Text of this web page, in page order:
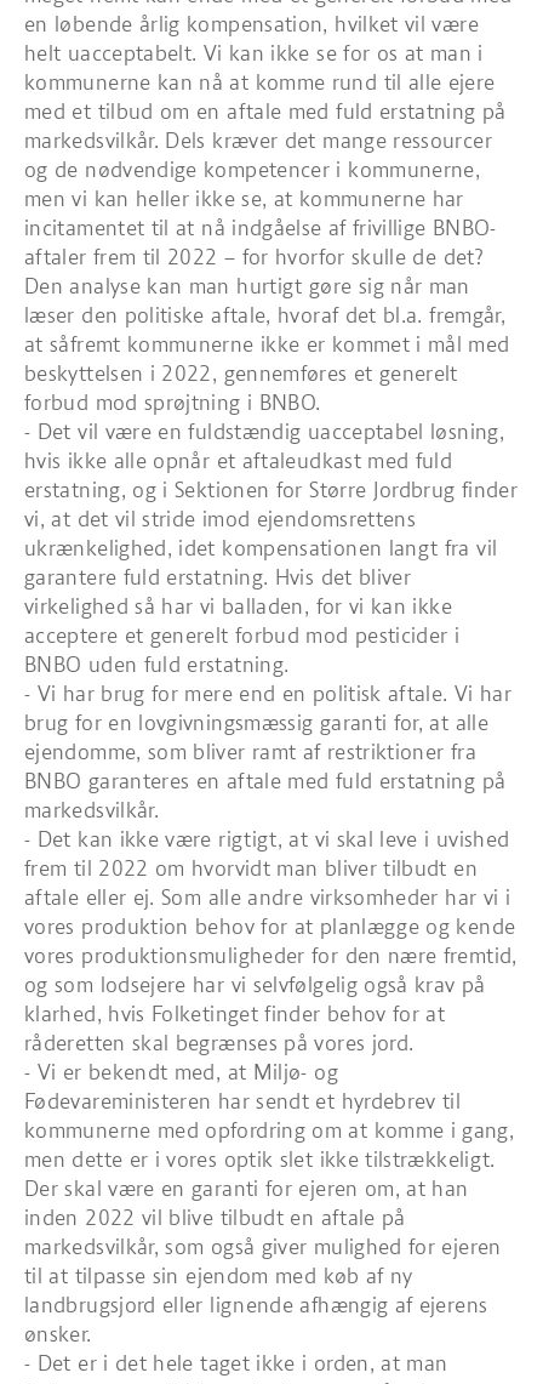
en løbende årlig kompensation, hvilket vil være
helt uacceptabelt. Vi kan ikke se for os at man i
kommunerne kan nå at komme rund til alle ejere
med et tilbud om en aftale med fuld erstatning på
markedsvilkår. Dels kræver det mange ressourcer
og de nødvendige kompetencer i kommunerne,
men vi kan heller ikke se, at kommunerne har
incitamentet til at nå indgåelse af frivillige BNBO-
aftaler frem til 2022 – for hvorfor skulle de det?
Den analyse kan man hurtigt gøre sig når man
læser den politiske aftale, hvoraf det bl.a. fremgår,
at såfremt kommunerne ikke er kommet i mål med
beskyttelsen i 2022, gennemføres et generelt
forbud mod sprøjtning i BNBO.
- Det vil være en fuldstændig uacceptabel løsning,
hvis ikke alle opnår et aftaleudkast med fuld
erstatning, og i Sektionen for Større Jordbrug finder
vi, at det vil stride imod ejendomsrettens
ukrænkelighed, idet kompensationen langt fra vil
garantere fuld erstatning. Hvis det bliver
virkelighed så har vi balladen, for vi kan ikke
acceptere et generelt forbud mod pesticider i
BNBO uden fuld erstatning.
- Vi har brug for mere end en politisk aftale. Vi har
brug for en lovgivningsmæssig garanti for, at alle
ejendomme, som bliver ramt af restriktioner fra
BNBO garanteres en aftale med fuld erstatning på
markedsvilkår.
- Det kan ikke være rigtigt, at vi skal leve i uvished
frem til 2022 om hvorvidt man bliver tilbudt en
aftale eller ej. Som alle andre virksomheder har vi i
vores produktion behov for at planlægge og kende
vores produktionsmuligheder for den nære fremtid,
og som lodsejere har vi selvfølgelig også krav på
klarhed, hvis Folketinget finder behov for at
råderetten skal begrænses på vores jord.
- Vi er bekendt med, at Miljø- og
Fødevareministeren har sendt et hyrdebrev til
kommunerne med opfordring om at komme i gang,
men dette er i vores optik slet ikke tilstrækkeligt.
Der skal være en garanti for ejeren om, at han
inden 2022 vil blive tilbudt en aftale på
markedsvilkår, som også giver mulighed for ejeren
til at tilpasse sin ejendom med køb af ny
landbrugsjord eller lignende afhængig af ejerens
ønsker.
- Det er i det hele taget ikke i orden, at man